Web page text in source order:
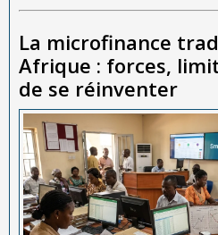
La microfinance
Afrique : forces,
de se réinventer